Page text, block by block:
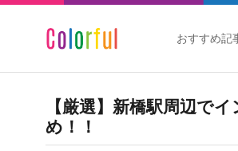
おすすめ記
【厳選】新橋駅周辺で
め！！